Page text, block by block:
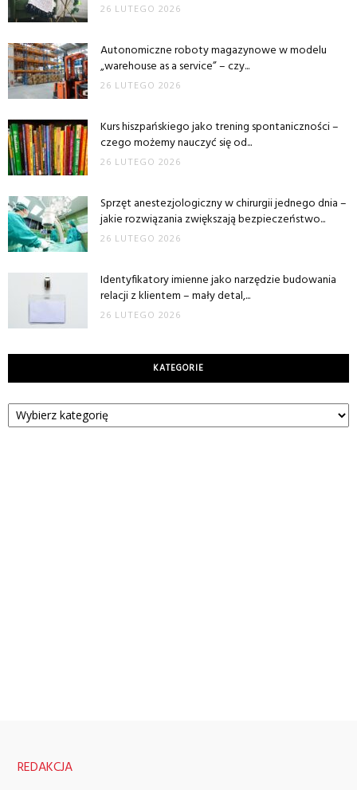
26 LUTEGO 2026
Autonomiczne roboty magazynowe w modelu
„warehouse as a service” – czy...
26 LUTEGO 2026
Kurs hiszpańskiego jako trening spontaniczności –
czego możemy nauczyć się od...
26 LUTEGO 2026
Sprzęt anestezjologiczny w chirurgii jednego dnia –
jakie rozwiązania zwiększają bezpieczeństwo...
26 LUTEGO 2026
Identyfikatory imienne jako narzędzie budowania
relacji z klientem – mały detal,...
26 LUTEGO 2026
KATEGORIE
Kategorie
REDAKCJA